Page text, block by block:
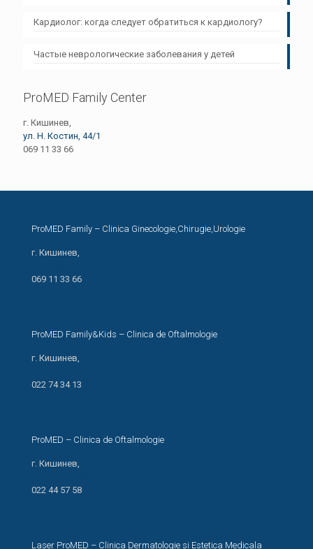
Кардиолог: когда следует обратиться к кардиологу?
Частые неврологические заболевания у детей
ProMED Family Center
г. Кишинев,
ул. Н. Костин, 44/1
069 11 33 66
ProMED Family – Clinica Ginecologie,Chirugie,Urologie
г. Кишинев,
069 11 33 66
ProMED Family&Kids – Clinica de Oftalmologie
г. Кишинев,
022 74 34 13
ProMED – Clinica de Oftalmologie
г. Кишинев,
022 44 57 58
Laser ProMED – Clinica Dermatologie si Estetica Medicala